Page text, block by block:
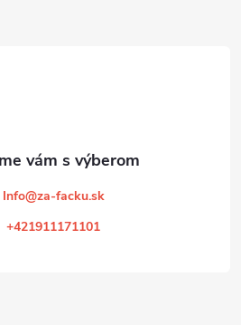
Info@za-facku.sk
+421911171101